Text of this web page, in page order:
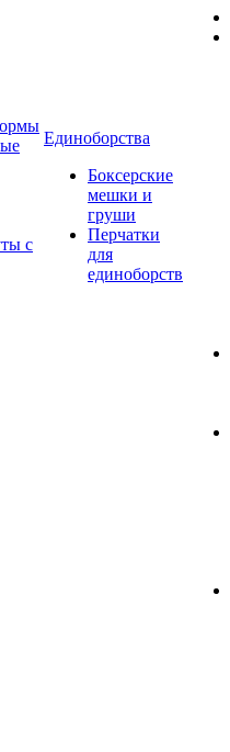
с
Единоборства
Боксерские
мешки и
груши
Перчатки
для
единоборств